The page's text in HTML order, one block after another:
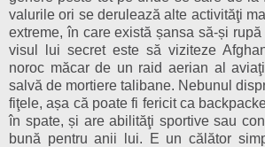
valurile ori se derulează alte activităţi
extreme, în care există șansa să-și
visul lui secret este să viziteze
noroc măcar de un raid aerian al
salvă de mortiere talibane. Nebunul
fiţele, așa că poate fi fericit ca
în spate, și are abilităţi sportive sau
bună pentru anii lui. E un călător